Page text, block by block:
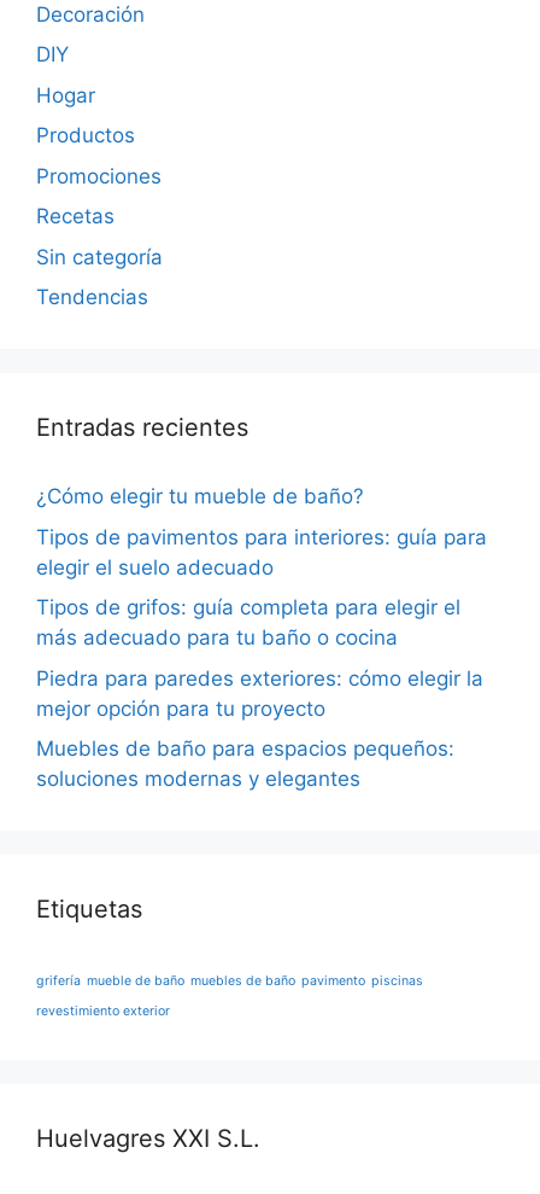
Decoración
DIY
Hogar
Productos
Promociones
Recetas
Sin categoría
Tendencias
Entradas recientes
¿Cómo elegir tu mueble de baño?
Tipos de pavimentos para interiores: guía para
elegir el suelo adecuado
Tipos de grifos: guía completa para elegir el
más adecuado para tu baño o cocina
Piedra para paredes exteriores: cómo elegir la
mejor opción para tu proyecto
Muebles de baño para espacios pequeños:
soluciones modernas y elegantes
Etiquetas
grifería mueble de baño muebles de baño pavimento piscinas
revestimiento exterior
Huelvagres XXI S.L.